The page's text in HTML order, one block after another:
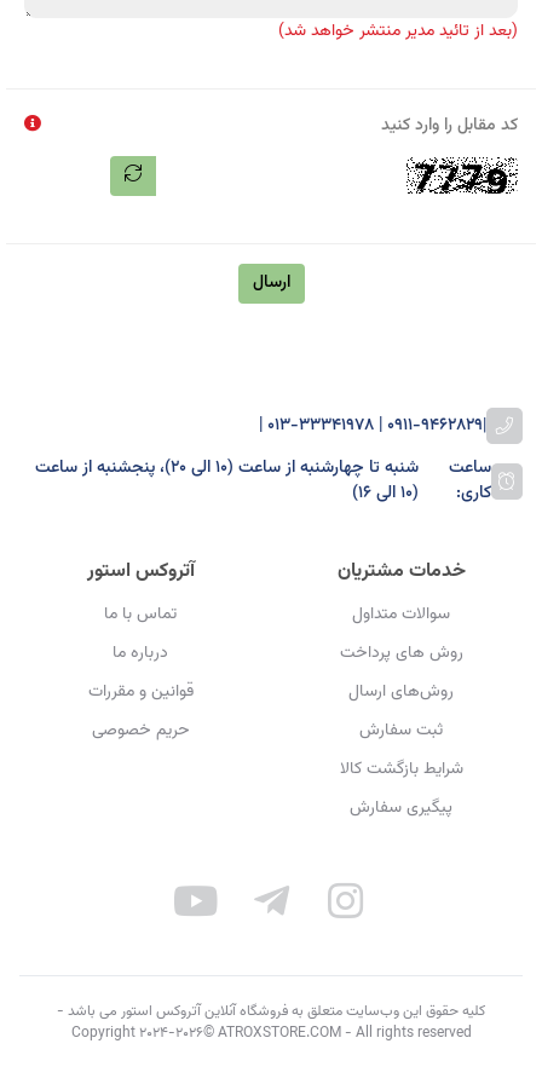
(بعد از تائید مدیر منتشر خواهد شد)
کد مقابل را وارد کنید
ارسال
|
0911-9462829 | 013-33341978 |
ساعت
کاری:
شنبه تا چهارشنبه از ساعت (۱۰ الی ۲۰)، پنجشنبه از ساعت
(۱۰ الی ۱۶)
خدمات مشتریان
سوالات متداول
روش های پرداخت
روش‌های ارسال
ثبت سفارش
شرایط بازگشت کالا
پیگیری سفارش
آتروکس استور
تماس با ما
درباره ما
قوانین و مقررات
حریم خصوصی
کلیه حقوق این وب‌سایت متعلق به فروشگاه آنلاین آتروکس استور می باشد -
Copyright 2024-2026© ATROXSTORE.COM - All rights reserved